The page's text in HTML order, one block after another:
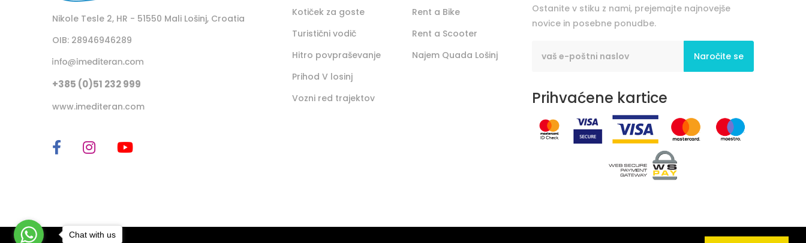
Nikole Tesle 2, HR - 51550 Mali Lošinj, Croatia
OIB: 28946946289
+385 (0)51 232 999
www.imediteran.com
Kotiček za goste
Turistični vodič
Hitro povpraševanje
Prihod V losinj
Vozni red trajektov
Rent a Bike
Rent a Scooter
Najem Quada Lošinj
Ostanite v stiku z nami, prejemajte najnovejše
novice in posebne ponudbe.
Naročite se
Prihvaćene kartice
Pogoje poslovanja
Chat with us